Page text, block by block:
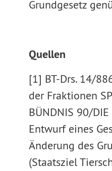
Grundgesetz
Quellen
[1] BT-Drs. 14/
der Fraktionen
BÜNDNIS 90/DIE
Entwurf eines
Änderung des
(Staatsziel